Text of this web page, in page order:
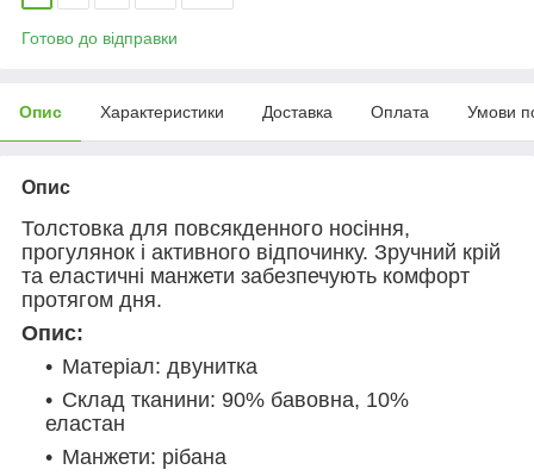
Готово до відправки
Опис Характеристики Доставка Оплата Умови
Опис
Толстовка для повсякденного носіння,
прогулянок і активного відпочинку. Зручний крій
та еластичні манжети забезпечують комфорт
протягом дня.
Опис:
Матеріал: двунитка
Склад тканини: 90% бавовна, 10%
еластан
Манжети: рібана